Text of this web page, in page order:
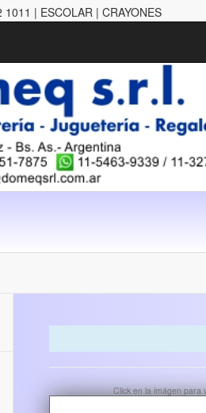
1011 | ESCOLAR | CRAYONES
Click en la imágen para